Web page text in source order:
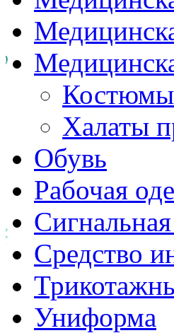
Халаты
Обувь
Рабочая
Средство
Униформа